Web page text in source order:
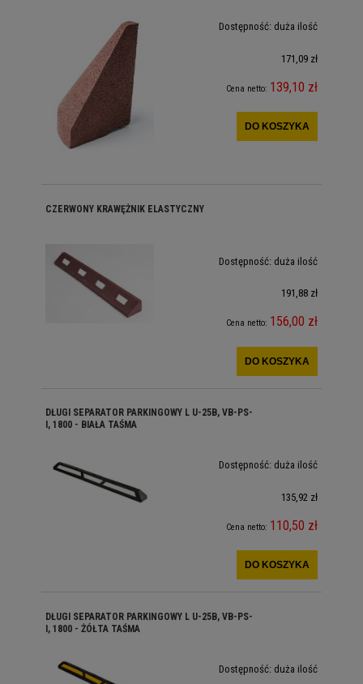
Dostępność: duża ilość
171,09 zł
Cena netto: 139,10 zł
DO KOSZYKA
CZERWONY KRAWĘŻNIK ELASTYCZNY
Dostępność: duża ilość
191,88 zł
Cena netto: 156,00 zł
DO KOSZYKA
DŁUGI SEPARATOR PARKINGOWY L U-25B, VB-PS-
I, 1800 - BIAŁA TAŚMA
Dostępność: duża ilość
135,92 zł
Cena netto: 110,50 zł
DO KOSZYKA
DŁUGI SEPARATOR PARKINGOWY L U-25B, VB-PS-
I, 1800 - ŻÓŁTA TAŚMA
Dostępność: duża ilość